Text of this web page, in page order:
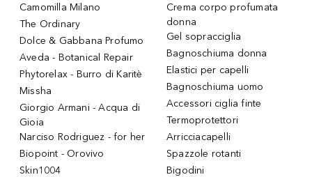
Camomilla Milano
The Ordinary
Dolce & Gabbana Profumo
Aveda - Botanical Repair
Phytorelax - Burro di Karitè
Missha
Giorgio Armani - Acqua di
Gioia
Narciso Rodriguez - for her
Biopoint - Orovivo
Skin1004
Crema corpo profumata
donna
Gel sopracciglia
Bagnoschiuma donna
Elastici per capelli
Bagnoschiuma uomo
Accessori ciglia finte
Termoprotettori
Arricciacapelli
Spazzole rotanti
Bigodini